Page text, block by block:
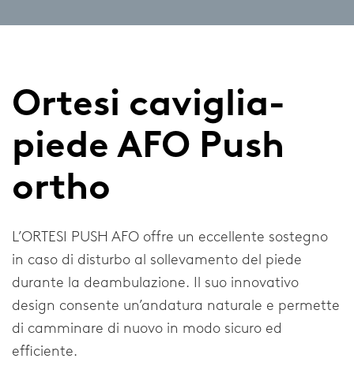
Aziendali
Ricerca e Sviluppo
Notizie e media
Generale
Contatti
Ortesi caviglia-
piede AFO Push
ortho
L’ORTESI PUSH AFO offre un eccellente sostegno
in caso di disturbo al sollevamento del piede
durante la deambulazione. Il suo innovativo
design consente un’andatura naturale e permette
di camminare di nuovo in modo sicuro ed
efficiente.